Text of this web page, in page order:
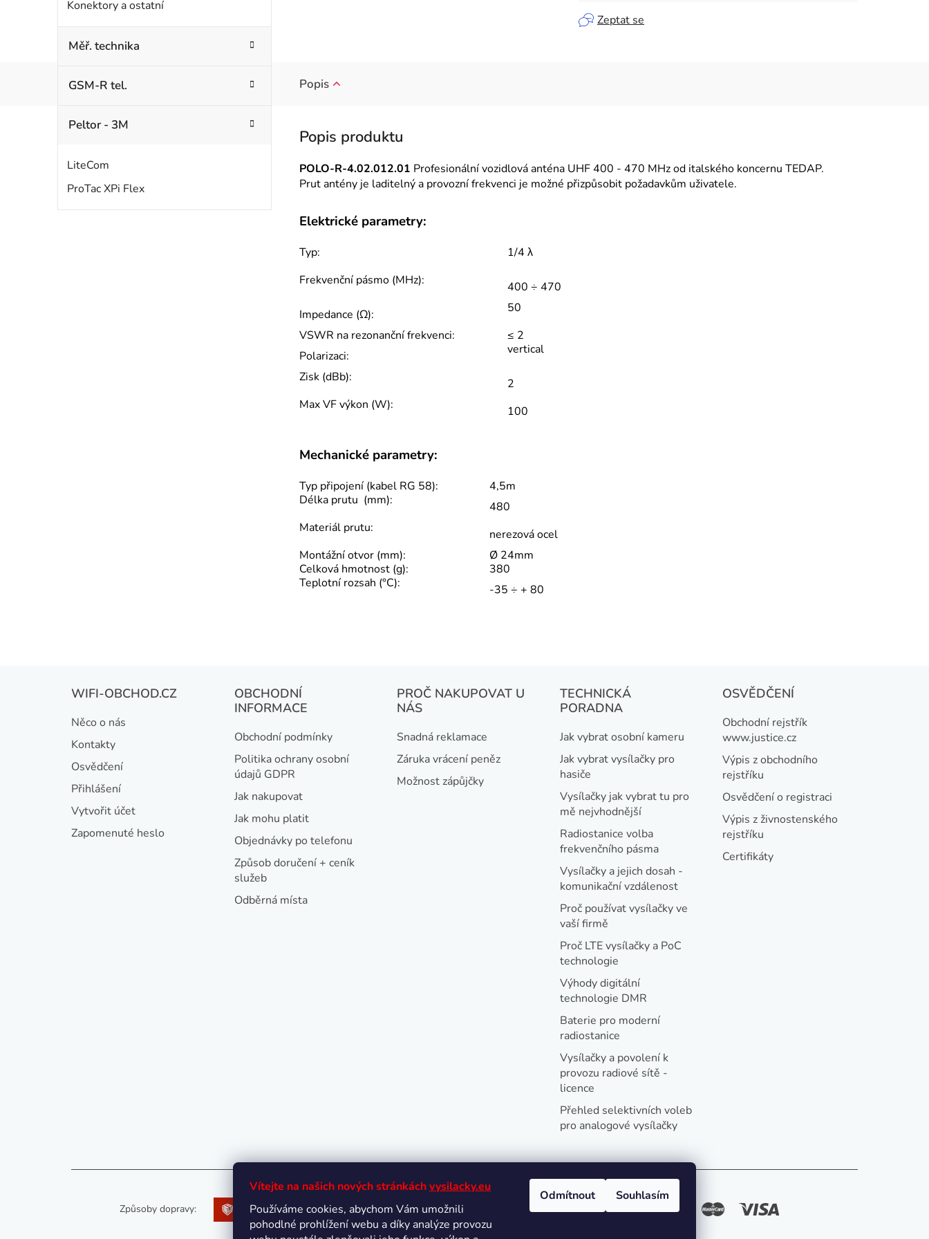
Vítejte na našich nových stránkáchvysilacky.eu
Používáme cookies, abychom Vám umožnili
pohodlné prohlížení webu a díky analýze provozu
Odmítnout Souhlasím
Konektory a ostatní
Měř. technika
GSM-R tel.
Peltor - 3M
LiteCom
ProTac XPi Flex
Zeptat se
Popis
POLO-R-4.02.012.01 Profesionální vozidlová anténa UHF 400 - 470 MHz od italského koncernu TEDAP.
Prut antény je laditelný a provozní frekvenci je možné přizpůsobit požadavkům uživatele.
Elektrické parametry:
Typ:
1/4 λ
Frekvenční pásmo (MHz):
400 ÷ 470
Impedance (Ω):
50
VSWR na rezonanční frekvenci:
≤ 2
Polarizaci:
vertical
Zisk (dBb):
2
Max VF výkon (W):
100
Mechanické parametry:
Typ připojení (kabel RG 58):
4,5m
Délka prutu (mm):
480
Materiál prutu:
nerezová ocel
Montážní otvor (mm):
Ø 24mm
Celková hmotnost (g):
380
Teplotní rozsah (°C):
-35 ÷ + 80
WIFI-OBCHOD.CZ
Něco o nás
Kontakty
Osvědčení
Přihlášení
Vytvořit účet
Zapomenuté heslo
OBCHODNÍ
INFORMACE
Obchodní podmínky
Politika ochrany osobní
údajů GDPR
Jak nakupovat
Jak mohu platit
Objednávky po telefonu
Způsob doručení + ceník
služeb
Odběrná místa
PROČ NAKUPOVAT U
NÁS
Snadná reklamace
Záruka vrácení peněz
Možnost zápůjčky
TECHNICKÁ
PORADNA
Jak vybrat osobní kameru
Jak vybrat vysílačky pro
hasiče
Vysílačky jak vybrat tu pro
mě nejvhodnější
Radiostanice volba
frekvenčního pásma
Vysílačky a jejich dosah -
komunikační vzdálenost
Proč používat vysílačky ve
vaší firmě
Proč LTE vysílačky a PoC
technologie
Výhody digitální
technologie DMR
Baterie pro moderní
radiostanice
Vysílačky a povolení k
provozu radiové sítě -
licence
Přehled selektivních voleb
pro analogové vysílačky
OSVĚDČENÍ
Obchodní rejstřík
www.justice.cz
Výpis z obchodního
rejstříku
Osvědčení o registraci
Výpis z živnostenského
rejstříku
Certifikáty
Způsoby dopravy: Oblíbené způsoby platby: